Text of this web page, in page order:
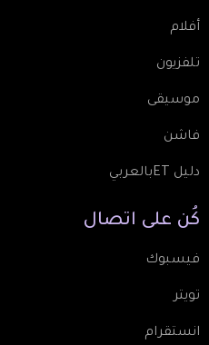
أفلام
تلفزيون
موسيقى
فاشن
دليل ETبالعربي
كُن على اتصال
فيسبوك
تويتر
انستقرام